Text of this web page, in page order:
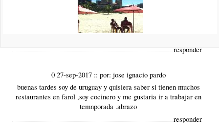
albergues/Farol...
Con respecto a la ruta para llegar, calculamos que hoy en día
lo mejor es ir via Curitiba y luego bajar hasta Laguna.
responder
0 27-sep-2017 :: por: jose ignacio pardo
buenas tardes soy de uruguay y quisiera saber si tienen muchos
restaurantes en farol ,soy cocinero y me gustaria ir a trabajar en
temnporada .abrazo
responder